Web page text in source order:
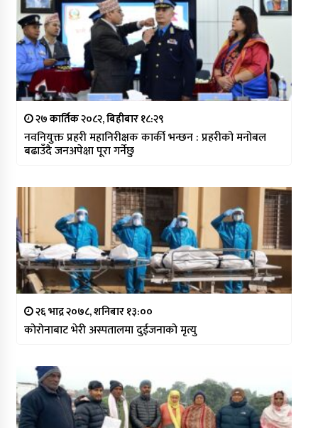
२७ कार्तिक २०८२, बिहीबार १८:२९
नवनियुक्त प्रहरी महानिरीक्षक कार्की भन्छन : प्रहरीको मनोबल
बढाउँदै जनअपेक्षा पूरा गर्नेछु
२६ भाद्र २०७८, शनिबार १३:००
कोरोनाबाट भेरी अस्पतालमा दुईजनाको मृत्यु